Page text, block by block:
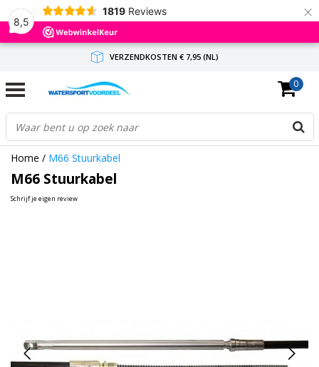
8,5
1819 Reviews ×
VERZENDKOSTEN € 7,95 (NL)
GRATIS VERZENDING(NL) VANAF € 65,-
BINNEN 1-3 WERKDAGEN ANTWOORD
0
Home / M66 Stuurkabel
M66 Stuurkabel
Schrijf je eigen review